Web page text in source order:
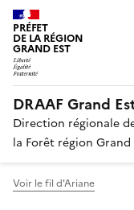
PRÉFET
DE LA RÉGION
GRAND EST
DRAAF Grand
Direction régionale
la Forêt région Grand
Voir le fil d'Ariane